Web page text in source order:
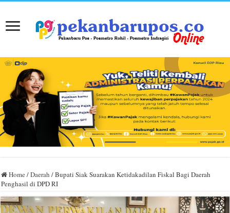
Home /Daerah /Bupati Siak Suarakan Ketidakadilan Fiskal Bagi Daerah
Penghasil di DPD RI